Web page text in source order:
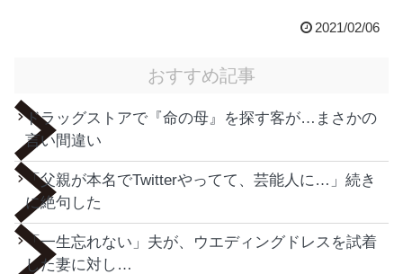
2021/02/06
おすすめ記事
ドラッグストアで『命の母』を探す客が…まさかの
言い間違い
「父親が本名でTwitterやってて、芸能人に…」続き
に絶句した
「一生忘れない」夫が、ウエディングドレスを試着
した妻に対し…